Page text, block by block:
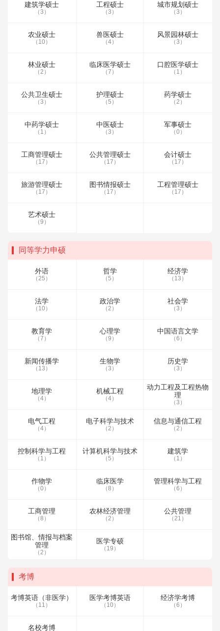
建筑学硕士
（3）
工程硕士
（3）
城市规划硕士
（3）
农业硕士
（10）
兽医硕士
（4）
风景园林硕士
（3）
林业硕士
（2）
临床医学硕士
（7）
口腔医学硕士
（1）
公共卫生硕士
（3）
护理硕士
（5）
药学硕士
（2）
中药学硕士
（1）
中医硕士
（3）
军事硕士
（0）
工商管理硕士
（17）
公共管理硕士
（17）
会计硕士
（17）
旅游管理硕士
（17）
图书情报硕士
（17）
工程管理硕士
（17）
艺术硕士
（9）
同等学力申硕
外语
（25）
哲学
（5）
经济学
（13）
法学
（10）
政治学
（2）
社会学
（3）
教育学
（7）
心理学
（9）
中国语言文学
（6）
新闻传播学
（13）
生物学
（3）
历史学
（3）
地理学
（4）
机械工程
（4）
动力工程及工程热物
理
（3）
电气工程
（4）
电子科学与技术
（2）
信息与通信工程
（2）
控制科学与工程
（1）
计算机科学与技术
（5）
建筑学
（1）
作物学
（0）
临床医学
（8）
管理科学与工程
（6）
工商管理
（8）
农林经济管理
（2）
公共管理
（21）
图书馆、情报与档案
管理
（2）
医学专硕
（19）
考博
考博英语（非医学）
（11）
医学考博英语
（10）
经济学考博
（6）
名校考博